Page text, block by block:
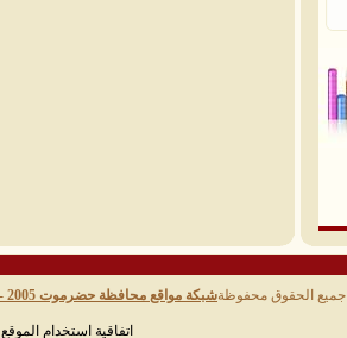
جميع الحقوق محفوظةشبكة مواقع محافظة حضرموت 2005 - 2026
اتفاقية استخدام الموقع